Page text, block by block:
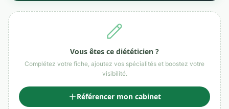
Vous êtes ce diététicien ?
Complétez votre fiche, ajoutez vos spécialités et boostez votre
visibilité.
Référencer mon cabinet